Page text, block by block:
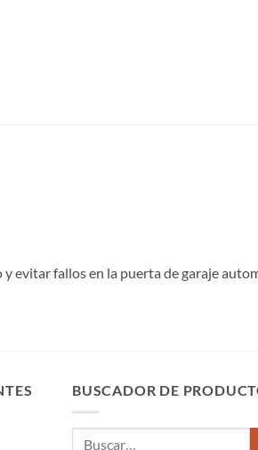
evitar fallos en la puerta de garaje
BUSCADOR DE
Buscar